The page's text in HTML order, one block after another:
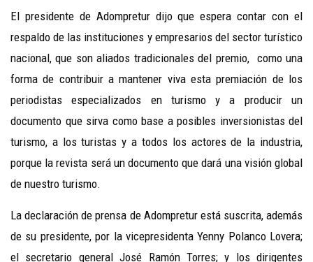
El presidente de Adompretur dijo que espera contar con el
respaldo de las instituciones y empresarios del sector turístico
nacional, que son aliados tradicionales del premio, como una
forma de contribuir a mantener viva esta premiación de los
periodistas especializados en turismo y a producir un
documento que sirva como base a posibles inversionistas del
turismo, a los turistas y a todos los actores de la industria,
porque la revista será un documento que dará una visión global
de nuestro turismo.
La declaración de prensa de Adompretur está suscrita, además
de su presidente, por la vicepresidenta Yenny Polanco Lovera;
el secretario general José Ramón Torres; y los dirigentes